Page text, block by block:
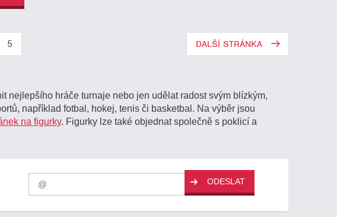
5 DALŠÍ STRÁNKA
nejlepšího hráče turnaje nebo jen udělat radost svým blízkým,
například fotbal, hokej, tenis či basketbal. Na výběr jsou
na figurky. Figurky lze také objednat společně s poklicí a
Pro
odběr
našich
novinek
ODESLAT